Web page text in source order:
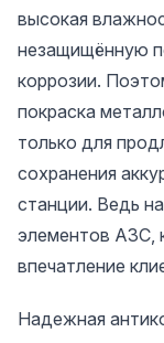
высокая
незащищённую
коррозии.
покраска
только для
сохранения
станции. Ведь
элементов АЗС,
впечатление
Надежная